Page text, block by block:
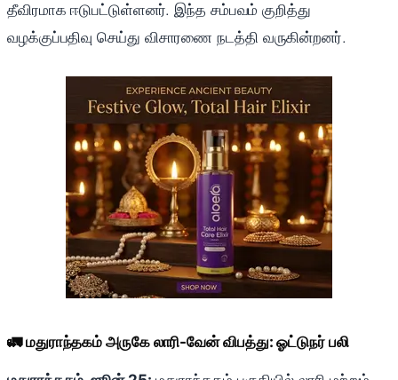
தீவிரமாக ஈடுபட்டுள்ளனர். இந்த சம்பவம் குறித்து
வழக்குப்பதிவு செய்து விசாரணை நடத்தி வருகின்றனர்.
🚛 மதுராந்தகம் அருகே லாரி-வேன் விபத்து: ஓட்டுநர் பலி